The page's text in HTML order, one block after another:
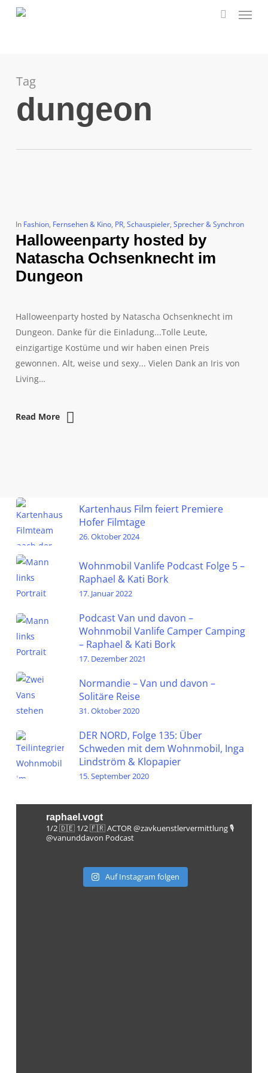
Menu
Tag
dungeon
In Fashion, Fernsehen & Kino, PR, Schauspieler, Sprecher & Synchron
Halloweenparty hosted by
Natascha Ochsenknecht im
Dungeon
Halloweenparty hosted by Natascha Ochsenknecht im
Dungeon. Danke für die Einladung...Tolle Leute,
einzigartige Kostüme und wir haben einen Preis
gewonnen. Alt, weise und sexy... Vielen Dank an Iris von
Living…
Read More
Kartenhaus Film feiert Premiere
Hofer Filmtage
26. Oktober 2024
Wohnmobil Vanlife Podcast Folge 5 –
Raphael & Kati Bork
17. Januar 2022
Podcast Van und davon –
Wohnmobil Vanlife Camper Camping
– Raphael & Kati Bork
17. Dezember 2021
Normandie – Van und davon –
Solitäre Reise
31. Oktober 2020
DER NORD, Folge 135: Über
Schweden mit dem Wohnmobil, Inga
Lindström & Klopapier
15. September 2020
raphael.vogt
1/2 🇩🇪 1/2 🇫🇷 ACTOR @zavkuenstlervermittlung🎙️
@vanunddavon Podcast
Auf Instagram folgen